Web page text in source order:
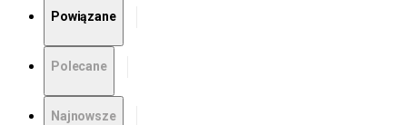
Powiązane
Polecane
Najnowsze